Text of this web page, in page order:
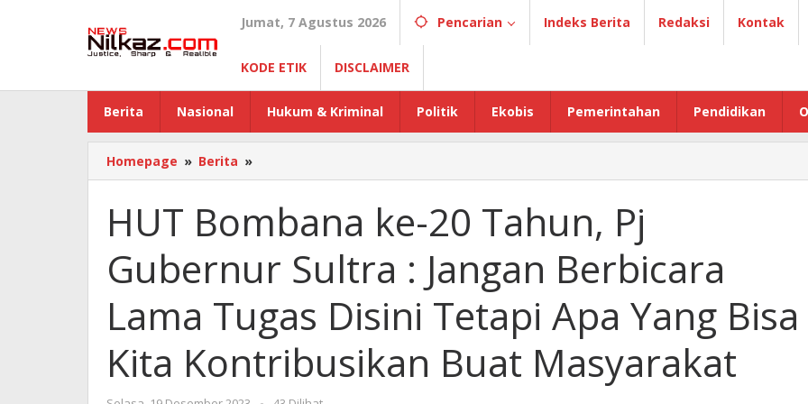
Jumat, 7 Agustus 2026 Pencarian Indeks Berita Redaksi Kontak
KODE ETIK DISCLAIMER
Berita Nasional Hukum & Kriminal Politik Ekobis Pemerintahan Pendidikan
Homepage » Berita »
Bombana
20
Tahun,
Gubernur
Jangan
Berbicara
Lama
HUT Bombana ke-20 Tahun, Pj
Gubernur Sultra : Jangan Berbicara
Lama Tugas Disini Tetapi Apa Yang Bisa
Kita Kontribusikan Buat Masyarakat